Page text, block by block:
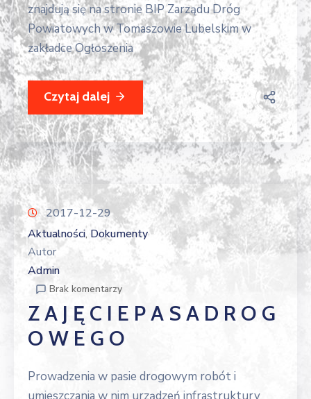
znajdują się na stronie BIP Zarządu Dróg
Powiatowych w Tomaszowie Lubelskim w
zakładce Ogłoszenia
Czytaj dalej
2017-12-29
Aktualności‚ Dokumenty
Autor
Admin
Brak komentarzy
Z A J Ę C I E P A S A D R O G
O W E G O
Prowadzenia w pasie drogowym robót i
umieszczania w nim urządzeń infrastruktury